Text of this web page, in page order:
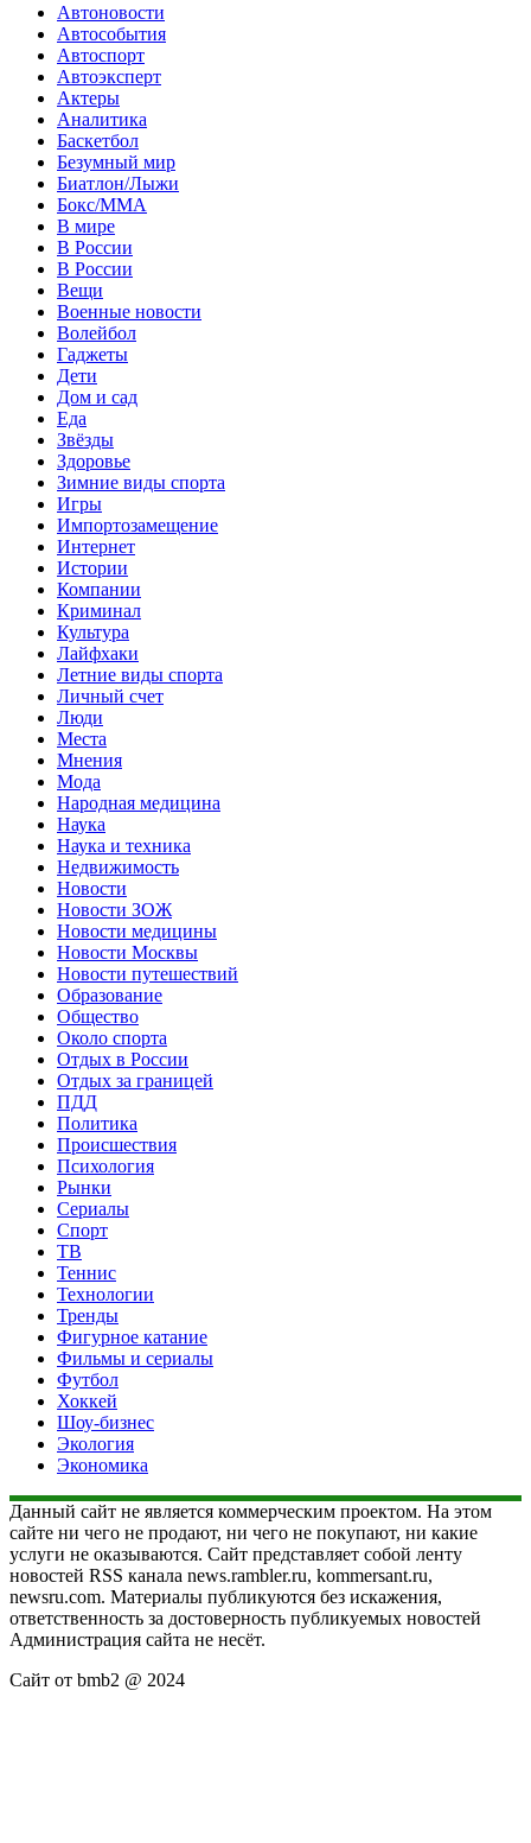
Автоновости
Автособытия
Автоспорт
Автоэксперт
Актеры
Аналитика
Баскетбол
Безумный мир
Биатлон/Лыжи
Бокс/MMA
В мире
В России
В России
Вещи
Военные новости
Волейбол
Гаджеты
Дети
Дом и сад
Еда
Звёзды
Здоровье
Зимние виды спорта
Игры
Импортозамещение
Интернет
Истории
Компании
Криминал
Культура
Лайфхаки
Летние виды спорта
Личный счет
Люди
Места
Мнения
Мода
Народная медицина
Наука
Наука и техника
Недвижимость
Новости
Новости ЗОЖ
Новости медицины
Новости Москвы
Новости путешествий
Образование
Общество
Около спорта
Отдых в России
Отдых за границей
ПДД
Политика
Происшествия
Психология
Рынки
Сериалы
Спорт
ТВ
Теннис
Технологии
Тренды
Фигурное катание
Фильмы и сериалы
Футбол
Хоккей
Шоу-бизнес
Экология
Экономика
Данный сайт не является коммерческим проектом. На этом
сайте ни чего не продают, ни чего не покупают, ни какие
услуги не оказываются. Сайт представляет собой ленту
новостей RSS канала news.rambler.ru, kommersant.ru,
newsru.com. Материалы публикуются без искажения,
ответственность за достоверность публикуемых новостей
Администрация сайта не несёт.
Сайт от bmb2 @ 2024